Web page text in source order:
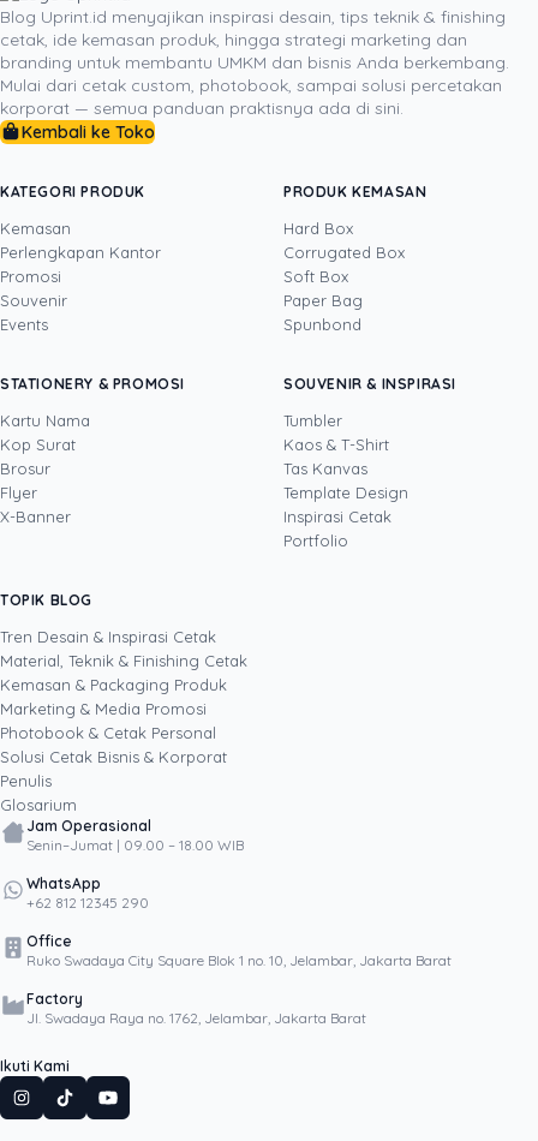
sebagai bagian dari strategi branding adalah sebuah
langkah cerdas yang akan memberikan imbal hasil
jangka panjang. Materi cetak yang dirancang dengan
baik tidak akan berakhir di tempat sampah; ia akan
disimpan, dirasakan, dan menjadi pengingat fisik yang
benak konsumen.
DITULIS OLEH
· Cofounder
Uprint.id, pakar dengan pengalaman lebih dari
20 tahun yang menguasai tiga disiplin
sekaligus: produksi percetakan dan kemasan
(offset, digital printing, quality control), digital
marketing, serta pemrograman dan AI. Ia
memahami bisnis cetak langsung dari lantai
produksi sampai baris kode, dari menghitung
sampai kemasan produk, selalu dengan
kacamata data dan dampak bisnis nyata.
Lihat profil →
Popular
Blog Uprint.id menyajikan inspirasi desain, tips teknik & finishing
cetak, ide kemasan produk, hingga strategi marketing dan
branding untuk membantu UMKM dan bisnis Anda berkembang.
Mulai dari cetak custom, photobook, sampai solusi percetakan
korporat — semua panduan praktisnya ada di sini.
Kembali ke Toko
KATEGORI PRODUK
Kemasan
Perlengkapan Kantor
Promosi
Souvenir
Events
PRODUK KEMASAN
Hard Box
Corrugated Box
Soft Box
Paper Bag
Spunbond
STATIONERY & PROMOSI
Kartu Nama
Kop Surat
Brosur
Flyer
X-Banner
SOUVENIR & INSPIRASI
Tumbler
Kaos & T-Shirt
Tas Kanvas
Template Design
Inspirasi Cetak
Portfolio
TOPIK BLOG
Tren Desain & Inspirasi Cetak
Material, Teknik & Finishing Cetak
Kemasan & Packaging Produk
Marketing & Media Promosi
Photobook & Cetak Personal
Solusi Cetak Bisnis & Korporat
Penulis
Glosarium
Jam Operasional
Senin–Jumat | 09.00 – 18.00 WIB
WhatsApp
+62 812 12345 290
Office
Ruko Swadaya City Square Blok 1 no. 10, Jelambar, Jakarta Barat
Factory
Jl. Swadaya Raya no. 1762, Jelambar, Jakarta Barat
Ikuti Kami